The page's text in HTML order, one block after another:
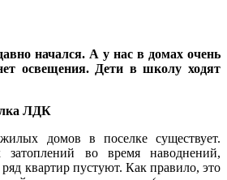
начался. А у нас в домах очень
освещения. Дети в школу ходят
ЛДК
домов в поселке существует.
затоплений во время наводнений,
квартир пустуют. Как правило, это